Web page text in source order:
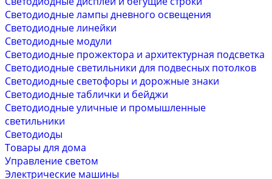
Светодиодные лампы дневного освещения
Светодиодные линейки
Светодиодные модули
Светодиодные прожектора и архитектурная подсветка
Светодиодные светильники для подвесных потолков
Светодиодные светофоры и дорожные знаки
Светодиодные таблички и бейджи
Светодиодные уличные и промышленные
светильники
Светодиоды
Товары для дома
Управление светом
Электрические машины